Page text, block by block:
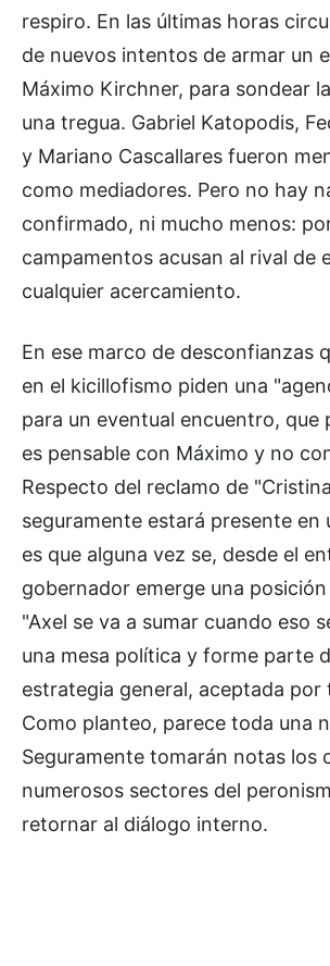
respiro. En las últimas horas
de nuevos intentos de armar un
Máximo Kirchner, para sondear
una tregua. Gabriel Katopodis,
y Mariano Cascallares fueron
como mediadores. Pero no hay
confirmado, ni mucho menos:
campamentos acusan al rival de
cualquier acercamiento.
En ese marco de desconfianzas
en el kicillofismo piden una
para un eventual encuentro, que
es pensable con Máximo y no
Respecto del reclamo de
seguramente estará presente en
es que alguna vez se, desde el
gobernador emerge una
"Axel se va a sumar cuando eso
una mesa política y forme parte
estrategia general, aceptada por
Como planteo, parece toda una
Seguramente tomarán notas los
numerosos sectores del
retornar al diálogo interno.